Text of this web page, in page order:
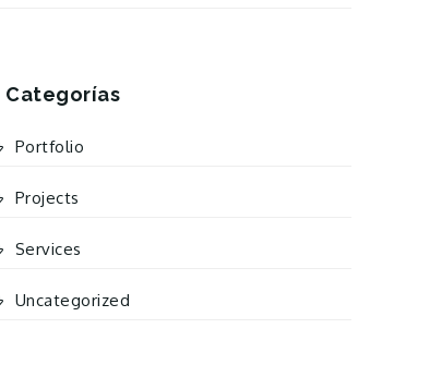
Categorías
Portfolio
Projects
Services
Uncategorized